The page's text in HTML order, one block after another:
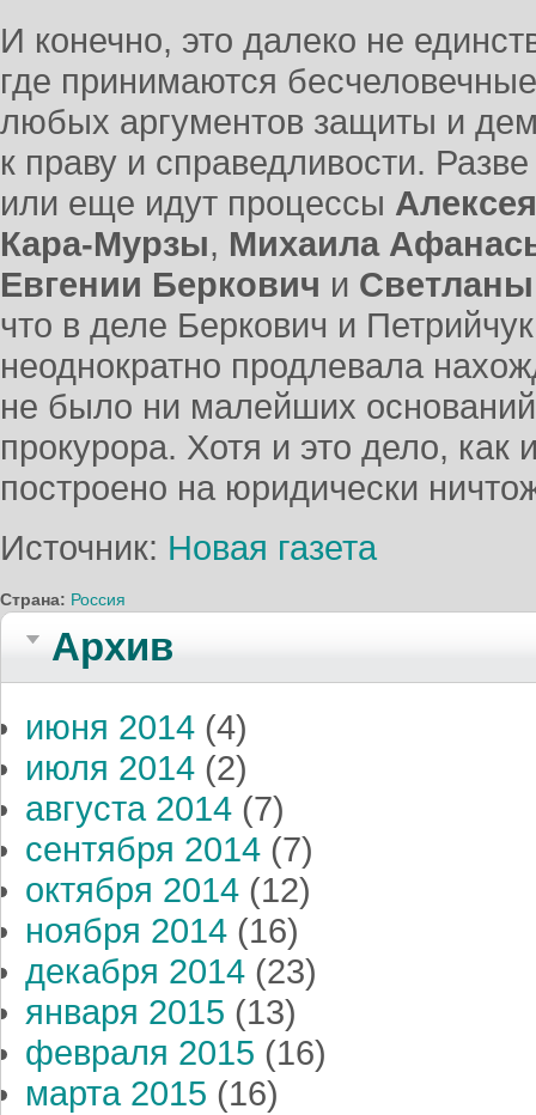
И конечно, это далеко не
где принимаются
любых аргументов защиты и
к праву и справедливости.
или еще идут процессы
Кара-Мурзы, Михаила
Евгении Беркович и
что в деле Беркович и
неоднократно продлевала
не было ни малейших
прокурора. Хотя и это дело, как
построено на юридически
Источник: Новая газета
Страна: Россия
Архив
июня 2014 (4)
июля 2014 (2)
августа 2014 (7)
сентября 2014 (7)
октября 2014 (12)
ноября 2014 (16)
декабря 2014 (23)
января 2015 (13)
февраля 2015 (16)
марта 2015 (16)